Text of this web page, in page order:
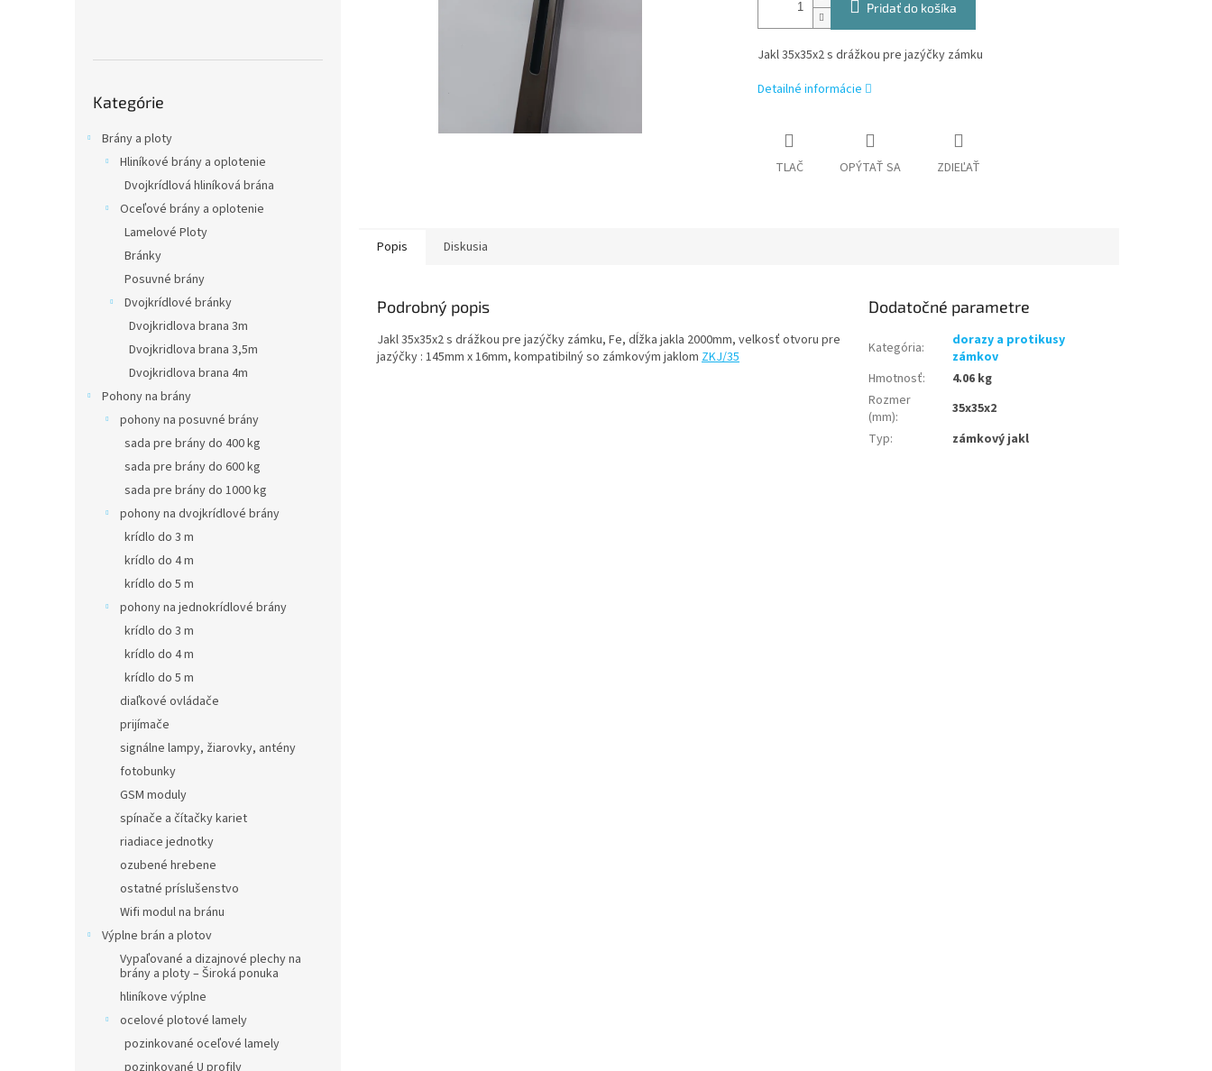
kategórie
Kategórie
Brány a ploty
Hliníkové brány a oplotenie
Dvojkrídlová hliníková brána
Oceľové brány a oplotenie
Lamelové Ploty
Bránky
Posuvné brány
Dvojkrídlové bránky
Dvojkridlova brana 3m
Dvojkridlova brana 3,5m
Dvojkridlova brana 4m
Pohony na brány
pohony na posuvné brány
sada pre brány do 400 kg
sada pre brány do 600 kg
sada pre brány do 1000 kg
pohony na dvojkrídlové brány
krídlo do 3 m
krídlo do 4 m
krídlo do 5 m
pohony na jednokrídlové brány
krídlo do 3 m
krídlo do 4 m
krídlo do 5 m
diaľkové ovládače
prijímače
signálne lampy, žiarovky, antény
fotobunky
GSM moduly
spínače a čítačky kariet
riadiace jednotky
ozubené hrebene
ostatné príslušenstvo
Wifi modul na bránu
Výplne brán a plotov
Vypaľované a dizajnové plechy na
brány a ploty – Široká ponuka
hliníkove výplne
ocelové plotové lamely
pozinkované oceľové lamely
pozinkované U profily
Pridať do košíka
Jakl 35x35x2 s drážkou pre jazýčky zámku
Detailné informácie
TLAČ OPÝTAŤ SA ZDIEĽAŤ
Popis Diskusia
Podrobný popis
Jakl 35x35x2 s drážkou pre jazýčky zámku, Fe, dĺžka jakla 2000mm, velkosť otvoru pre
jazýčky : 145mm x 16mm, kompatibilný so zámkovým jaklom ZKJ/35
Dodatočné parametre
Kategória:
dorazy a protikusy
zámkov
Hmotnosť:
4.06 kg
Rozmer
(mm):
35x35x2
Typ: zámkový jakl